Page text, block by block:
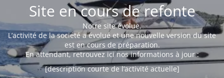
Site en cours de refonte
Notre site évolue.
L’activité de la société a évolué et une nouvelle version du site
est en cours de préparation.
En attendant, retrouvez ici nos informations à jour :
[description courte de l’activité actuelle]